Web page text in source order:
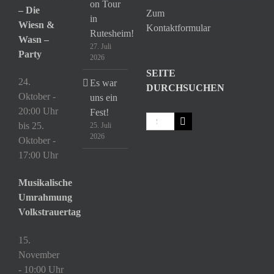
– Die
Wiesn &
Wasn –
Party
24.
Oktober -
20:00 Uhr
bis 25.
Oktober -
17:00 Uhr
Musikalische
Umrahmung
Volkstrauertag
15.
November
- 10:00 Uhr
on Tour
in
Rutesheim!
27. Juli
2026
Es war
uns ein
Fest!
25. Juli
2026
Zum
Kontaktformular
SEITE
DURCHSUCHEN
Suche
nach: